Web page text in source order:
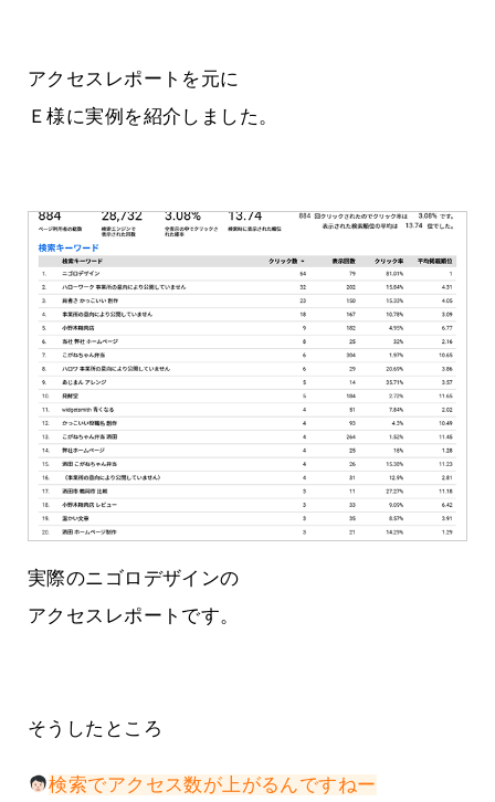
アクセスレポートを元に
Ｅ様に実例を紹介しました。
実際のニゴロデザインの
アクセスレポートです。
そうしたところ
検索でアクセス数が上がるんですねー